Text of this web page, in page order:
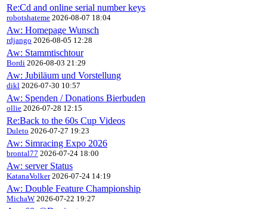
Re:Cd and online serial number keys
robotshateme 2026-08-07 18:04
Aw: Homepage Wunsch
rdjango 2026-08-05 12:28
Aw: Stammtischtour
Bordi 2026-08-03 21:29
Aw: Jubiläum und Vorstellung
dikl 2026-07-30 10:57
Aw: Spenden / Donations Bierbuden
ollie 2026-07-28 12:15
Re:Back to the 60s Cup Videos
Duleto 2026-07-27 19:23
Aw: Simracing Expo 2026
brontal77 2026-07-24 18:00
Aw: server Status
KatanaVolker2026-07-24 14:19
Aw: Double Feature Championship
MichaW 2026-07-22 19:27